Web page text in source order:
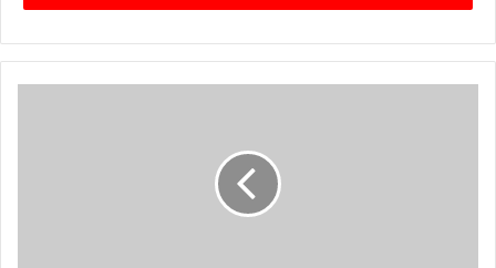
corpo de voluntariado que neste início de ano levou uma
estrelinha a quem dela precisava. Tudo isto graças ao
que vários voluntários trocaram o seu
conforto pelo serviço à comunidade.